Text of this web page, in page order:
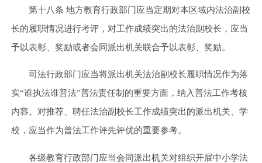
第十八条 地方教育行政部门应当定期对本区域内法治副校
长的履职情况进行考评，对工作成绩突出的法治副校长，应当
予以表彰、奖励或者会同派出机关联合予以表彰、奖励。
司法行政部门应当将派出机关法治副校长履职情况作为落
实“谁执法谁普法”普法责任制的重要方面，纳入普法工作考核
内容。对推荐、聘任法治副校长工作成绩突出的派出机关、学
校，应当作为普法工作评先评优的重要参考。
各级教育行政部门应当会同派出机关对组织开展中小学法